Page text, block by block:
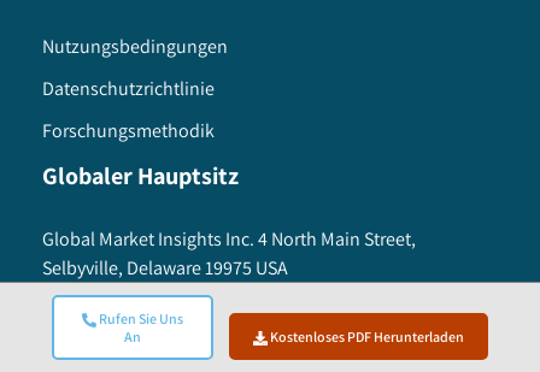
Rufen Sie Uns
An
Kostenloses PDF Herunterladen
Nutzungsbedingungen
Datenschutzrichtlinie
Forschungsmethodik
Globaler Hauptsitz
Global Market Insights Inc. 4 North Main Street,
Selbyville, Delaware 19975 USA
Toll free :+1-888-689-0688
USA :+1-302-846-7766
APAC :+65-3129-7718